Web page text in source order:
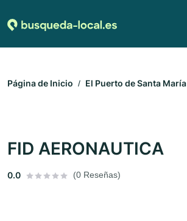
Página de Inicio El Puerto de Santa María
FID AERONAUTICA
0.0 (0 Reseñas)